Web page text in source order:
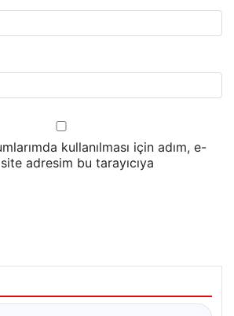
kullanılması için adım, e-
adresim bu tarayıcıya